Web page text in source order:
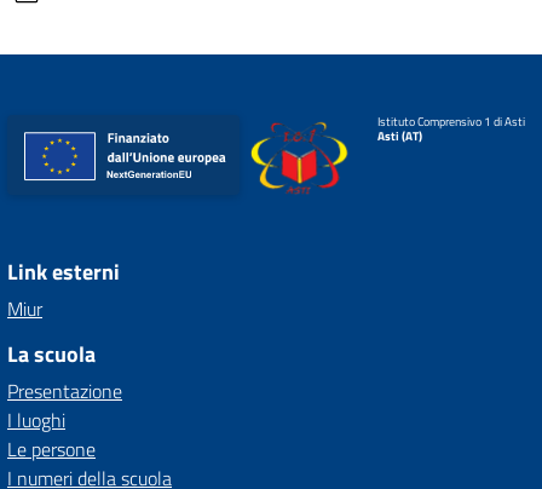
Istituto Comprensivo 1 di Asti
Asti (AT)
Link esterni
Miur
La scuola
Presentazione
I luoghi
Le persone
I numeri della scuola